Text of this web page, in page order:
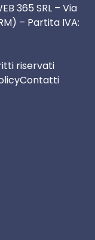
365 SRL – Via
– Partita IVA:
riservati
Contatti